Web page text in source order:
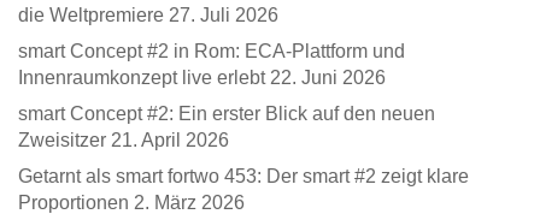
die Weltpremiere 27. Juli 2026
smart Concept #2 in Rom: ECA-Plattform und
Innenraumkonzept live erlebt 22. Juni 2026
smart Concept #2: Ein erster Blick auf den neuen
Zweisitzer 21. April 2026
Getarnt als smart fortwo 453: Der smart #2 zeigt klare
Proportionen 2. März 2026